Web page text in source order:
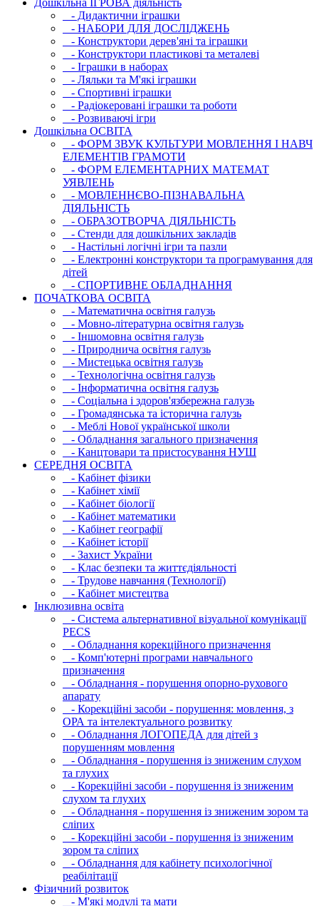
Дошкільна ІГРОВА діяльність
- Дидактични іграшки
- НАБОРИ ДЛЯ ДОСЛІДЖЕНЬ
- Конструктори дерев'яні та іграшки
- Конструктори пластикові та металеві
- Іграшки в наборах
- Ляльки та М'які іграшки
- Спортивні іграшки
- Радіокеровані іграшки та роботи
- Розвиваючі ігри
Дошкільна ОСВIТА
- ФОРМ ЗВУК КУЛЬТУРИ МОВЛЕННЯ І НАВЧ
ЕЛЕМЕНТІВ ГРАМОТИ
- ФОРМ ЕЛЕМЕНТАРНИХ МАТЕМАТ
УЯВЛЕНЬ
- МОВЛЕННЄВО-ПІЗНАВАЛЬНА
ДІЯЛЬНІСТЬ
- ОБРАЗОТВОРЧА ДІЯЛЬНІСТЬ
- Стенди для дошкільних закладів
- Настільні логічні ігри та пазли
- Електронні конструктори та програмування для
дітей
- СПОРТИВНЕ ОБЛАДНАННЯ
ПОЧАТКОВА ОСВIТА
- Математична освітня галузь
- Мовно-літературна освітня галузь
- Iншомовна освітня галузь
- Природнича освітня галузь
- Мистецька освітня галузь
- Технологічна освітня галузь
- Інфopматична освітня галузь
- Соціальна і здоров'язбережна галузь
- Громадянська та історична галузь
- Меблі Нової української школи
- Обладнання загального призначення
- Канцтовари та пристосування НУШ
СЕРЕДНЯ ОСВIТА
- Кабінет фізики
- Кабінет хімії
- Кабінет біології
- Кабінет математики
- Кабінет географії
- Кабінет історії
- Захист України
- Клас безпеки та життєдіяльності
- Трудове навчання (Технології)
- Кабінет мистецтва
Інклюзивна освіта
- Система альтернативної візуальної комунікації
PECS
- Обладнання корекційного призначення
- Комп'ютерні програми навчального
призначення
- Обладнання - порушення опорно-рухового
апарату
- Корекційні засоби - порушення: мовлення, з
ОРА та інтелектуального розвитку
- Обладнання ЛОГОПЕДА для дітей з
порушенням мовлення
- Обладнання - порушення із зниженим слухом
та глухих
- Корекційні засоби - порушення із зниженим
слухом та глухих
- Обладнання - порушення із зниженим зором та
сліпих
- Корекційні засоби - порушення із зниженим
зором та сліпих
- Обладнання для кабінету психологічної
реабілітації
Фізичний розвиток
- М'які модулi та мати